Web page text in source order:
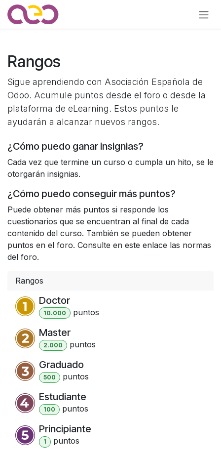
Ir al contenido
Rangos
Sigue aprendiendo con Asociación Española de
Odoo. Acumule puntos desde el foro o desde la
plataforma de eLearning. Estos puntos le
ayudarán a alcanzar nuevos rangos.
¿Cómo puedo ganar insignias?
Cada vez que termine un curso o cumpla un hito, se le
otorgarán insignias.
¿Cómo puedo conseguir más puntos?
Puede obtener más puntos si responde los
cuestionarios que se encuentran al final de cada
contenido del curso. También se pueden obtener
puntos en el foro. Consulte en este enlace las normas
del foro.
Rangos
Doctor
10.000 puntos
Master
2.000 puntos
Graduado
500 puntos
Estudiante
100 puntos
Principiante
1 puntos